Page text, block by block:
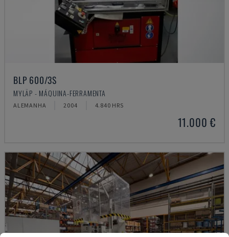
BLP 600/3S
MYLÄP - MÁQUINA-FERRAMENTA
ALEMANHA 2004 4.840 HRS
11.000 €